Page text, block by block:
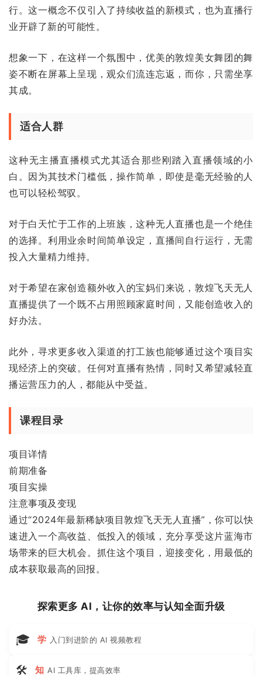
行。这一概念不仅引入了持续收益的新模式，也为直播行
业开辟了新的可能性。
想象一下，在这样一个氛围中，优美的敦煌美女舞团的舞
姿不断在屏幕上呈现，观众们流连忘返，而你，只需坐享
其成。
适合人群
这种无主播直播模式尤其适合那些刚踏入直播领域的小
白。因为其技术门槛低，操作简单，即使是毫无经验的人
也可以轻松驾驭。
对于白天忙于工作的上班族，这种无人直播也是一个绝佳
的选择。利用业余时间简单设定，直播间自行运行，无需
投入大量精力维持。
对于希望在家创造额外收入的宝妈们来说，敦煌飞天无人
直播提供了一个既不占用照顾家庭时间，又能创造收入的
好办法。
此外，寻求更多收入渠道的打工族也能够通过这个项目实
现经济上的突破。任何对直播有热情，同时又希望减轻直
播运营压力的人，都能从中受益。
课程目录
项目详情
前期准备
项目实操
注意事项及变现
通过“2024年最新稀缺项目敦煌飞天无人直播”，你可以快
速进入一个高收益、低投入的领域，充分享受这片蓝海市
场带来的巨大机会。抓住这个项目，迎接变化，用最低的
成本获取最高的回报。
探索更多 AI，让你的效率与认知全面升级
🎓 学 入门到进阶的 AI 视频教程
🛠 知 AI 工具库，提高效率